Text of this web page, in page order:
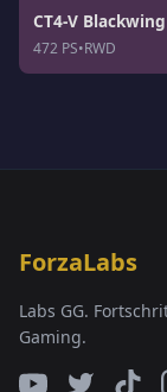
CT4-V Blackwing
472 PS•RWD
ForzaLabs
Labs GG.
Gaming.